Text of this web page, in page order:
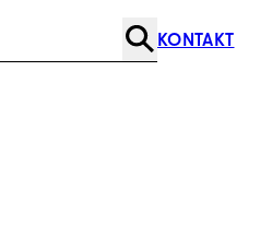
KONTAKT